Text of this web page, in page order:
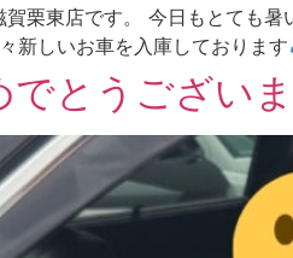
栗東店です。 今日もとても
新しいお車を入庫しております
でとうござい